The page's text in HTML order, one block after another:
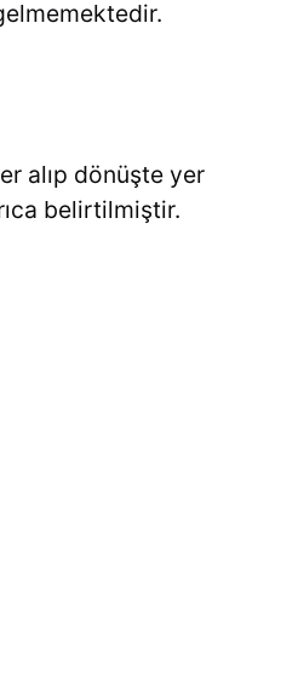
alıp dönüşte yer
belirtilmiştir.